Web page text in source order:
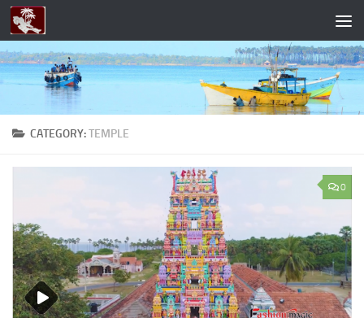
Skip to content
CATEGORY:TEMPLE
0